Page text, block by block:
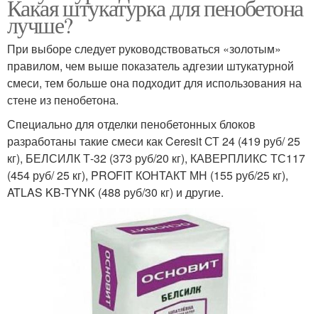
Какая штукатурка для пенобетона
лучше?
При выборе следует руководствоваться «золотым»
правилом, чем выше показатель адгезии штукатурной
смеси, тем больше она подходит для использования на
стене из пенобетона.
Специально для отделки пенобетонных блоков
разработаны такие смеси как Ceresit СТ 24 (419 руб/ 25
кг), БЕЛСИЛК Т-32 (373 руб/20 кг), КАВЕРПЛИКС ТС117
(454 руб/ 25 кг), PROFIT КОНТАКТ МН (155 руб/25 кг),
ATLAS KB-TYNK (488 руб/30 кг) и другие.